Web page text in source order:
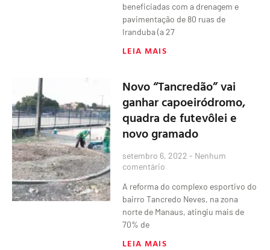
beneficiadas com a drenagem e
pavimentação de 80 ruas de
Iranduba (a 27
LEIA MAIS
Novo “Tancredão” vai
ganhar capoeiródromo,
quadra de futevôlei e
novo gramado
setembro 6, 2022 Nenhum
comentário
A reforma do complexo esportivo do
bairro Tancredo Neves, na zona
norte de Manaus, atingiu mais de
70% de
LEIA MAIS